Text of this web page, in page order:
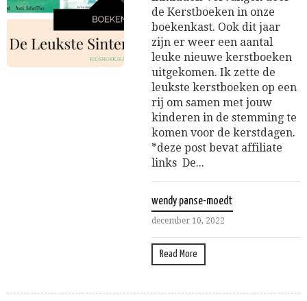
de Kerstboeken in onze
boekenkast. Ook dit jaar
zijn er weer een aantal
leuke nieuwe kerstboeken
uitgekomen. Ik zette de
leukste kerstboeken op een
rij om samen met jouw
kinderen in de stemming te
komen voor de kerstdagen.
*deze post bevat affiliate
links De...
wendy panse-moedt
december 10, 2022
Read More